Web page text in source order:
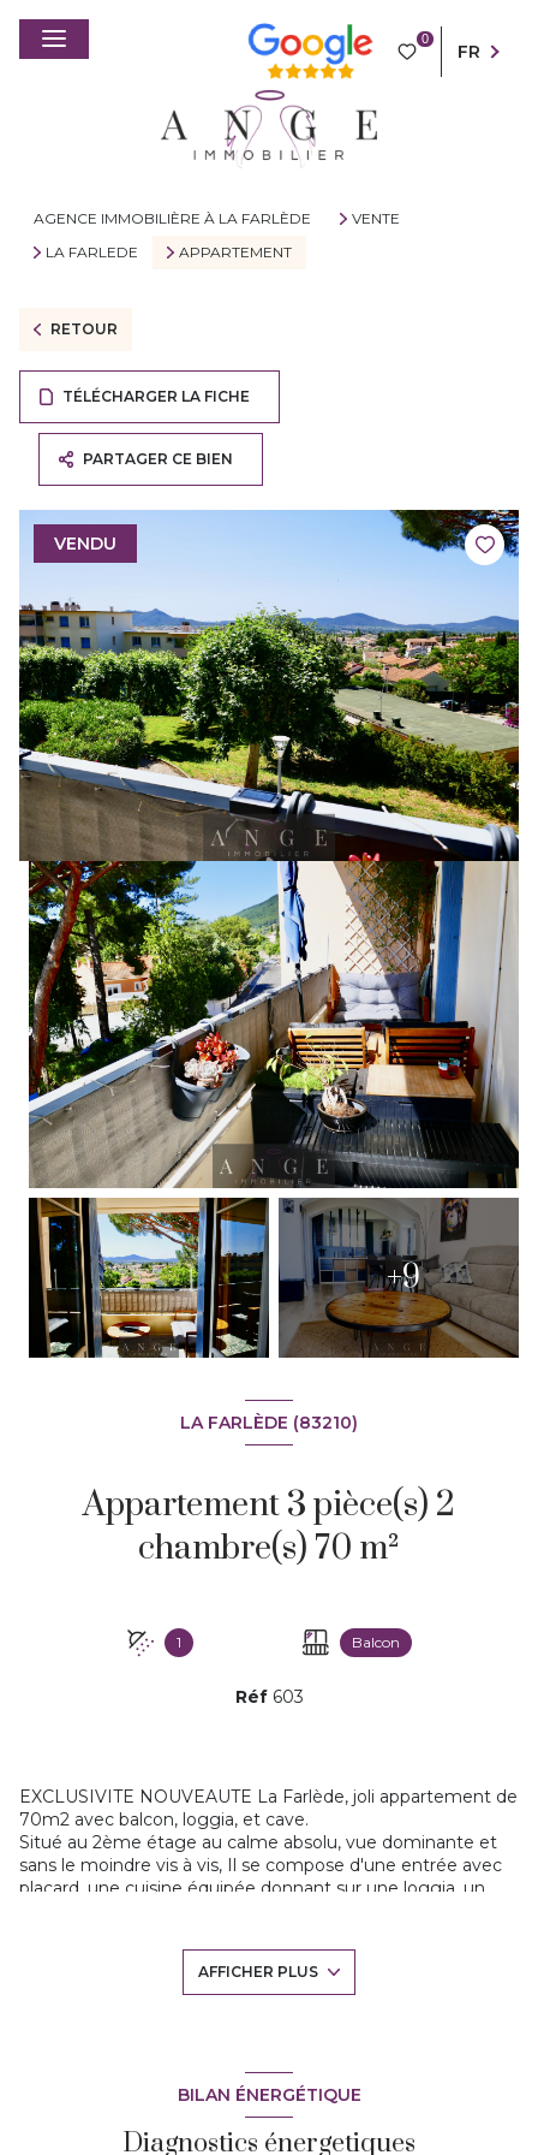
0
FR
AGENCE IMMOBILIÈRE À LA FARLÈDE
VENTE
LA FARLEDE
APPARTEMENT
RETOUR
TÉLÉCHARGER LA FICHE
PARTAGER CE BIEN
VENDU
+9
LA FARLÈDE (83210)
Appartement 3 pièce(s) 2
chambre(s) 70 m²
1 Balcon
Réf 603
EXCLUSIVITE NOUVEAUTE La Farlède, joli appartement de
70m2 avec balcon, loggia, et cave.
Situé au 2ème étage au calme absolu, vue dominante et
sans le moindre vis à vis, Il se compose d'une entrée avec
placard, une cuisine équipée donnant sur une loggia, un
2 chambres, wc indépendant, et salle d'eau.
L'appartement est très bien entretenu, il dispose d'une
climatisation réversible dans le salon et chambre.
A voir rapidement , votre contact FLORENCE soldano EI
Agent commercial immatriculé au RSAC de TOULON sous
le numéro 817 486 178. Les honoraires sont à la charge du
AFFICHER PLUS
BILAN ÉNERGÉTIQUE
Diagnostics énergetiques